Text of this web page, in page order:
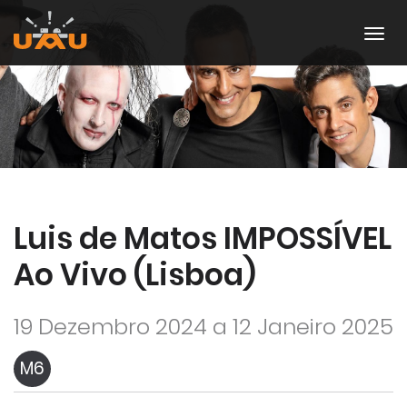
Luis de Matos IMPOSSÍVEL
Ao Vivo (Lisboa)
19 Dezembro 2024 a 12 Janeiro 2025
M6